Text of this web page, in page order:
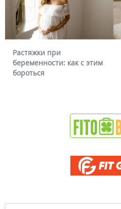
Что такое афродизиаки и
как они действуют